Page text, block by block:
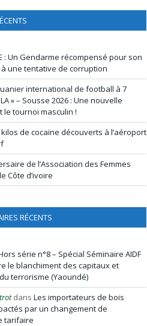
: Un Gendarme récompensé pour son
une tentative de corruption
international de football à 7
» – Sousse 2026 : Une nouvelle
le tournoi masculin !
de cocaïne découverts à l’aéroport
de l’Association des Femmes
Côte d’ivoire
RÉCENTS
série n°8 – Spécial Séminaire AIDF
le blanchiment des capitaux et
terrorisme (Yaoundé)
dans Les importateurs de bois
par un changement de
tarifaire